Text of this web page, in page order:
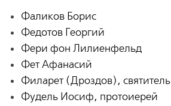
Фаликов Борис
Федотов Георгий
Фери фон Лилиенфельд
Фет Афанасий
Филарет (Дроздов), святитель
Фудель Иосиф, протоиерей